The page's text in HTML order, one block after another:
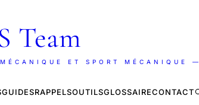
Team
ET SPORT MÉCANIQUE —
GUIDESRAPPELSOUTILSGLOSSAIRECONTACT